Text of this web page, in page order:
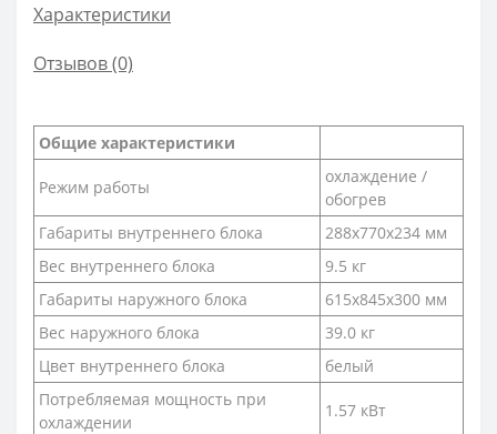
Характеристики
Отзывов (0)
Общие характеристики
Режим работы
охлаждение /
обогрев
Габариты внутреннего блока
288x770x234 мм
Вес внутреннего блока
9.5 кг
Габариты наружного блока
615x845x300 мм
Вес наружного блока
39.0 кг
Цвет внутреннего блока
белый
Потребляемая мощность при
охлаждении
1.57 кВт